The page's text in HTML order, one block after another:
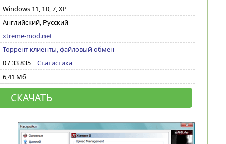
Windows 11, 10, 7, XP
Английский, Русский
xtreme-mod.net
Торрент клиенты, файловый обмен
0 / 33 835 | Статистика
6,41 Мб
СКАЧАТЬ